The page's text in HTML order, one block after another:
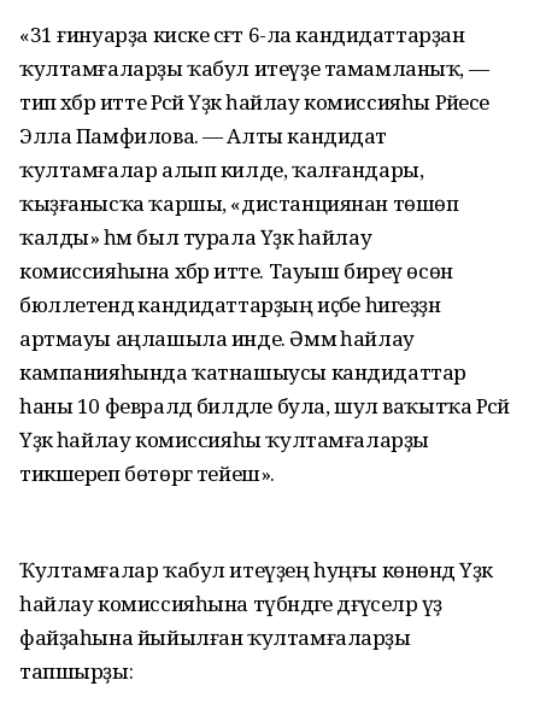
«31 ғинуарҙа киске сәғәт 6-ла кандидаттарҙан
ҡултамғаларҙы ҡабул итеүҙе тамамланыҡ, —
тип хәбәр итте Рәсәй Үҙәк һайлау комиссияһы Рәйесе
Элла Памфилова. — Алты кандидат
ҡултамғалар алып килде, ҡалғандары,
ҡыҙғанысҡа ҡаршы, «дистанциянан төшөп
ҡалды» һәм был турала Үҙәк һайлау
комиссияһына хәбәр итте. Тауыш биреү өсөн
бюллетендә кандидаттарҙың иҫәбе һигеҙҙән
артмауы аңлашыла инде. Әммә һайлау
кампанияһында ҡатнашыусы кандидаттар
һаны 10 февралдә билдәле була, шул ваҡытҡа Рәсәй
Үҙәк һайлау комиссияһы ҡултамғаларҙы
тикшереп бөтөргә тейеш».
Ҡултамғалар ҡабул итеүҙең һуңғы көнөндә Үҙәк
һайлау комиссияһына түбәндәге дәғүәселәр үҙ
файҙаһына йыйылған ҡултамғаларҙы
тапшырҙы: